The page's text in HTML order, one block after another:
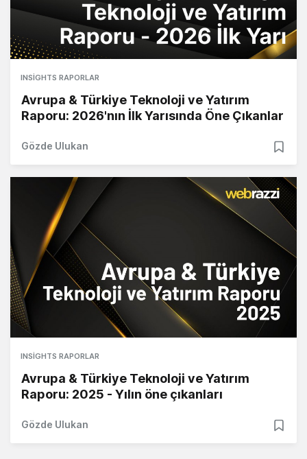
INSIGHTS RAPORLAR
Avrupa & Türkiye Teknoloji ve Yatırım
Raporu: 2026'nın İlk Yarısında Öne Çıkanlar
Gözde Ulukan
INSIGHTS RAPORLAR
Avrupa & Türkiye Teknoloji ve Yatırım
Raporu: 2025 - Yılın öne çıkanları
Gözde Ulukan